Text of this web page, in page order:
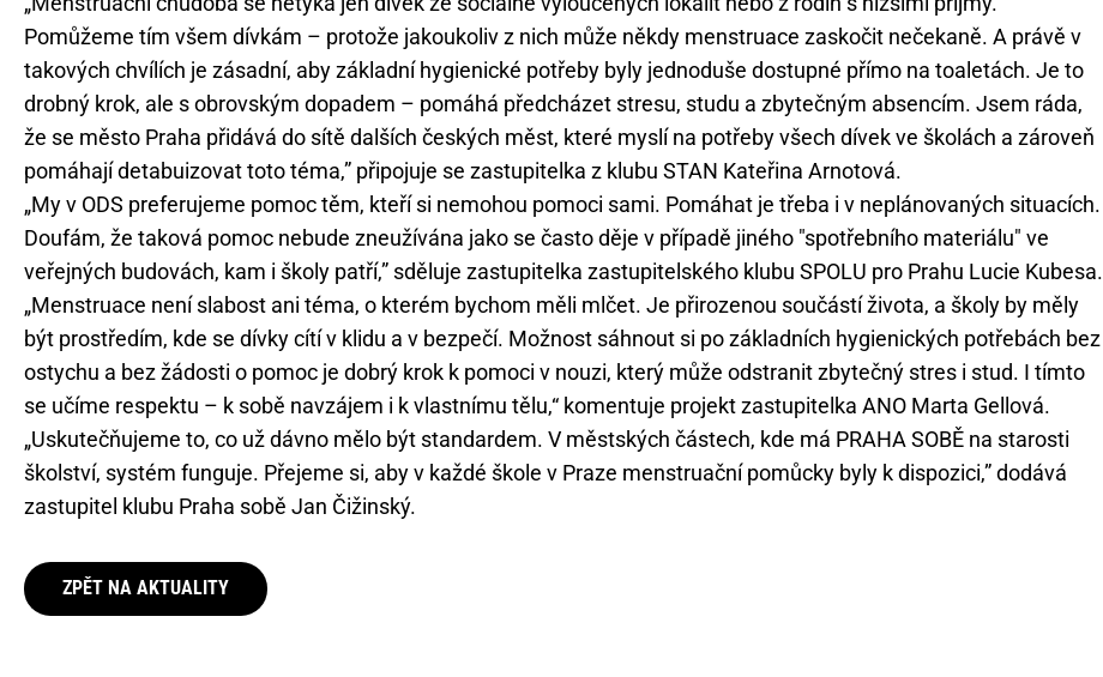
Pomůžeme tím všem dívkám – protože jakoukoliv z nich může někdy menstruace zaskočit nečekaně. A právě v
takových chvílích je zásadní, aby základní hygienické potřeby byly jednoduše dostupné přímo na toaletách. Je to
drobný krok, ale s obrovským dopadem – pomáhá předcházet stresu, studu a zbytečným absencím. Jsem ráda,
že se město Praha přidává do sítě dalších českých měst, které myslí na potřeby všech dívek ve školách a zároveň
pomáhají detabuizovat toto téma,” připojuje se zastupitelka z klubu STAN Kateřina Arnotová.
„My v ODS preferujeme pomoc těm, kteří si nemohou pomoci sami. Pomáhat je třeba i v neplánovaných situacích.
Doufám, že taková pomoc nebude zneužívána jako se často děje v případě jiného "spotřebního materiálu" ve
veřejných budovách, kam i školy patří,” sděluje zastupitelka zastupitelského klubu SPOLU pro Prahu Lucie Kubesa.
„Menstruace není slabost ani téma, o kterém bychom měli mlčet. Je přirozenou součástí života, a školy by měly
být prostředím, kde se dívky cítí v klidu a v bezpečí. Možnost sáhnout si po základních hygienických potřebách bez
ostychu a bez žádosti o pomoc je dobrý krok k pomoci v nouzi, který může odstranit zbytečný stres i stud. I tímto
se učíme respektu – k sobě navzájem i k vlastnímu tělu,“ komentuje projekt zastupitelka ANO Marta Gellová.
„Uskutečňujeme to, co už dávno mělo být standardem. V městských částech, kde má PRAHA SOBĚ na starosti
školství, systém funguje. Přejeme si, aby v každé škole v Praze menstruační pomůcky byly k dispozici,” dodává
zastupitel klubu Praha sobě Jan Čižinský.
ZPĚT NA AKTUALITY